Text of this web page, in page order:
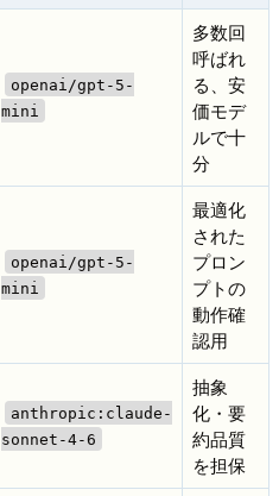
openai/gpt-5-
mini
多数回
呼ばれ
る、安
価モデ
ルで十
分
openai/gpt-5-
mini
最適化
された
プロン
プトの
動作確
認用
anthropic:claude-
sonnet-4-6
抽象
化・要
約品質
を担保